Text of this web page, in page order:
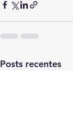
Posts recentes